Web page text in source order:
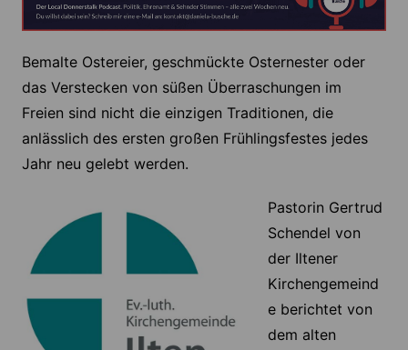
Bemalte Ostereier, geschmückte Osternester oder
das Verstecken von süßen Überraschungen im
Freien sind nicht die einzigen Traditionen, die
anlässlich des ersten großen Frühlingsfestes jedes
Jahr neu gelebt werden.
Pastorin Gertrud
Schendel von
der Iltener
Kirchengemeind
e berichtet von
dem alten